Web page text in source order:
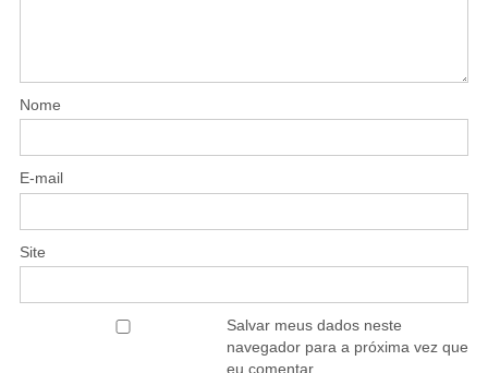
Nome
E-mail
Site
Salvar meus dados neste
navegador para a próxima vez que
eu comentar.